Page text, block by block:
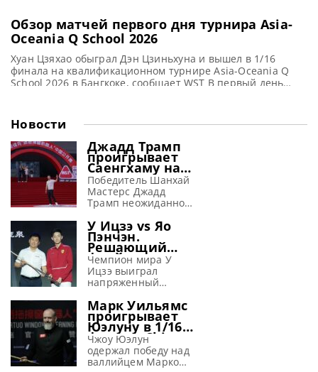
Обзор матчей первого дня турнира Asia-
Oceania Q School 2026
Хуан Цзяхао обыграл Дэн Цзиньхуна и вышел в 1/16
финала на квалификационном турнире Asia-Oceania Q
School 2026 в Бангкоке, сообщает WST В первый день
Цзиньхуном со счетом 4-2, продемонстрировав три
сенчури-брейка. На протяжении следующих десяти дней
в клубе Kiatthada Billiards
Новости
Джадд Трамп
проигрывает
Саенгхаму на
турнире в
Тайюане
(видео)
Победитель Шанхай
Мастерс Джадд
Трамп неожиданно
поражение от
Ноппона Саенгхама
со счетом 3-6 в 1/16
финала на турнире
China Open 2026 в
Тайюане Первый
рейтинге Джадд
Трамп проиграл
тайцу Ноппону
Саенгхаму со счетом
3-6 в 1/16 финала
China Open 2026.
У Ицзэ vs Яо
Пэнчэн.
Решающий
фрейм матча
1/16 финала
China Open
2026 (видео)
Чемпион мира У
Ицзэ выиграл
напряженный
Яо Пэнчэна со
счетом 6-5 и
завоевал место в 1/8
финала на турнире
China Open 2026 в
Тайюане
Марк Уильямс
проигрывает
Юэлуну в 1/16
финала China
Open 2026
(видео)
Чжоу Юэлун
одержал победу над
валлийцем Марком